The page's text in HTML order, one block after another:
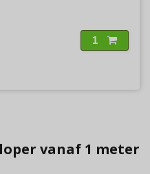
1
vanaf 1 meter